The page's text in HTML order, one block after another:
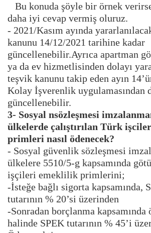
Bu konuda şöyle bir örnek
daha iyi cevap vermiş oluruz.
- 2021/Kasım ayında
kanunu 14/12/2021 tarihine kadar
güncellenebilir.Ayrıca apartman
ya da ev hizmetlisinden dolayı
teşvik kanunu takip eden ayın
Kolay İşverenlik uygulamasından
güncellenebilir.
3- Sosyal nsözleşmesi
ülkelerde çalıştırılan Türk
primleri nasıl ödenecek?
- Sosyal güvenlik sözleşmesi
ülkelere 5510/5-g kapsamında
işçileri emeklilik primlerini;
-İsteğe bağlı sigorta kapsamında,
tutarının % 20’si üzerinden
-Sonradan borçlanma kapsamında
halinde SPEK tutarının % 45’i